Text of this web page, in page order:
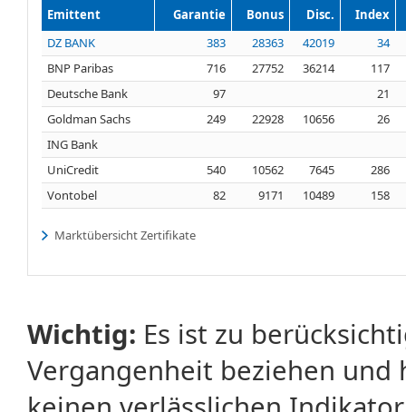
Emittent Garantie Bonus Disc.
Index
DZ BANK
383 28363 42019
34
BNP Paribas
716 27752 36214
117
Deutsche Bank
97
21
Goldman Sachs
249 22928 10656
26
ING Bank
UniCredit
540 10562 7645
286
Vontobel
82 9171 10489 158
Marktübersicht Zertifikate
Wichtig: Es ist zu
Vergangenheit beziehen